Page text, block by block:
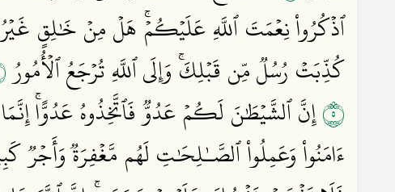
ٱذۡكُرُواْ نِعۡمَتَ ٱللَّهِ عَلَيۡكُمۡۚ هَلۡ مِنۡ خَٰلِقٍ غَيۡرُ
كُذِّبَتۡ رُسُلٞ مِّن قَبۡلِكَۚ وَإِلَى ٱللَّهِ تُرۡجَعُ ٱلۡأُمُورُ
٥إِنَّ ٱلشَّيۡطَٰنَ لَكُمۡ عَدُوّٞ فَٱتَّخِذُوهُ عَدُوًّاۚ
ءَامَنُواْ وَعَمِلُواْ ٱلصَّـٰلِحَٰتِ لَهُم مَّغۡفِرَةٞ وَأَجۡرٞ